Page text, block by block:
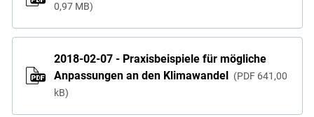
0,97 MB
2018-02-07 - Praxisbeispiele für mögliche
Anpassungen an den Klimawandel
PDF 641,00
kB